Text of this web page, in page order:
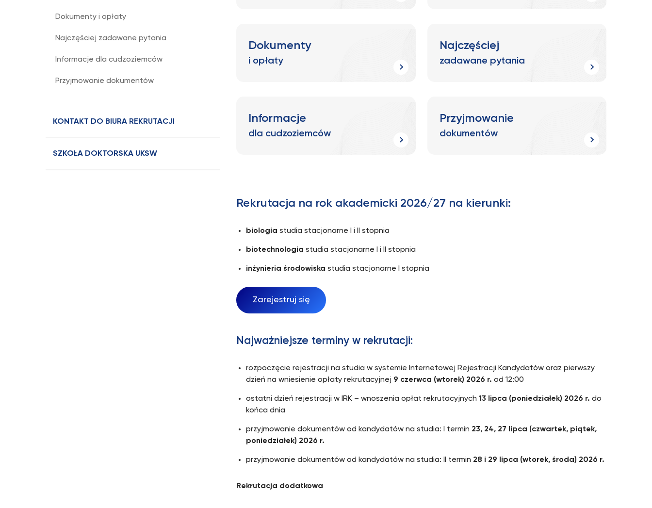
Dokumenty i opłaty
Najczęściej zadawane pytania
Informacje dla cudzoziemców
Przyjmowanie dokumentów
KONTAKT DO BIURA REKRUTACJI
SZKOŁA DOKTORSKA UKSW
Dokumenty
i opłaty
Najczęściej
zadawane pytania
Informacje
dla cudzoziemców
Przyjmowanie
dokumentów
Rekrutacja na rok akademicki 2026/27 na kierunki:
biologia studia stacjonarne I i II stopnia
biotechnologia studia stacjonarne I i II stopnia
inżynieria środowiska studia stacjonarne I stopnia
Zarejestruj się
Najważniejsze terminy w rekrutacji:
rozpoczęcie rejestracji na studia w systemie Internetowej Rejestracji Kandydatów oraz pierwszy
dzień na wniesienie opłaty rekrutacyjnej 9 czerwca (wtorek) 2026 r. od 12:00
ostatni dzień rejestracji w IRK – wnoszenia opłat rekrutacyjnych13 lipca (poniedziałek) 2026 r.do
końca dnia
przyjmowanie dokumentów od kandydatów na studia: I termin 23, 24, 27 lipca (czwartek, piątek,
poniedziałek) 2026 r.
przyjmowanie dokumentów od kandydatów na studia: II termin 28 i 29 lipca (wtorek, środa) 2026 r.
Rekrutacja dodatkowa